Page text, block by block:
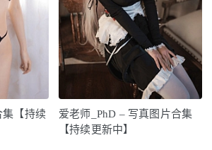
集【持续
爱老师_PhD – 写真图片合集
【持续更新中】